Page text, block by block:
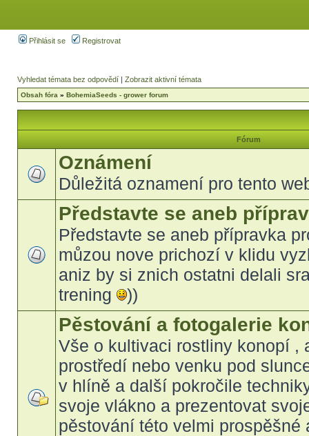
Přihlásit se Registrovat
Vyhledat témata bez odpovědí | Zobrazit aktivní témata
Obsah fóra » BohemiaSeeds - grower forum
Fórum
Oznámení
Důležitá oznamení pro tento
Představte se aneb
Představte se aneb přípravka
můzou nove prichozí v klidu
aniz by si znich ostatni delali
trening
))
Pěstování a fotogalerie
Vše o kultivaci rostliny konopí ,
prostředí nebo venku pod
v hlíně a další pokročile
svoje vlákno a prezentovat
pěstování této velmi prospěšné